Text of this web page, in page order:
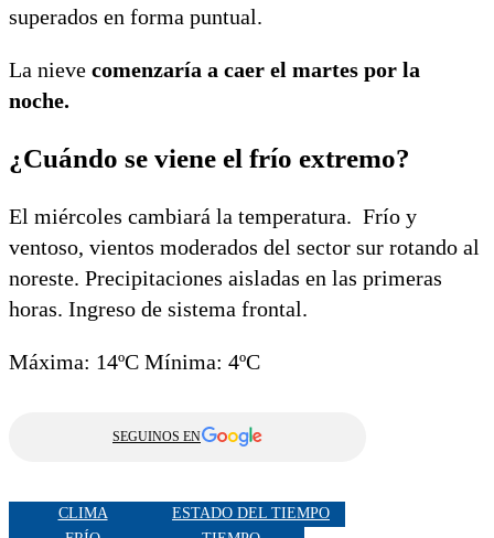
superados en forma puntual.
La nieve comenzaría a caer el martes por la
noche.
¿Cuándo se viene el frío extremo?
El miércoles cambiará la temperatura. Frío y
ventoso, vientos moderados del sector sur rotando al
noreste. Precipitaciones aisladas en las primeras
horas. Ingreso de sistema frontal.
Máxima: 14ºC Mínima: 4ºC
SEGUINOS EN
CLIMA
ESTADO DEL TIEMPO